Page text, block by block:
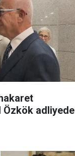
Özkök adliyede